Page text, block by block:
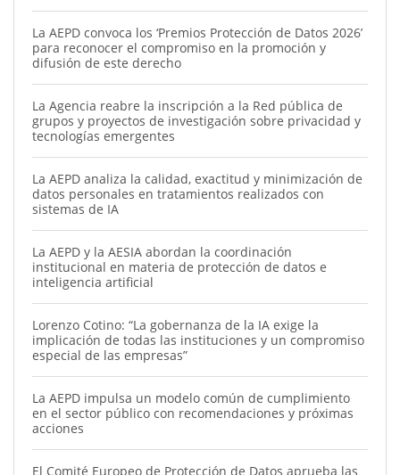
La AEPD convoca los ‘Premios Protección de Datos 2026’
para reconocer el compromiso en la promoción y
difusión de este derecho
La Agencia reabre la inscripción a la Red pública de
grupos y proyectos de investigación sobre privacidad y
tecnologías emergentes
La AEPD analiza la calidad, exactitud y minimización de
datos personales en tratamientos realizados con
sistemas de IA
La AEPD y la AESIA abordan la coordinación
institucional en materia de protección de datos e
inteligencia artificial
Lorenzo Cotino: “La gobernanza de la IA exige la
implicación de todas las instituciones y un compromiso
especial de las empresas”
La AEPD impulsa un modelo común de cumplimiento
en el sector público con recomendaciones y próximas
acciones
El Comité Europeo de Protección de Datos aprueba las